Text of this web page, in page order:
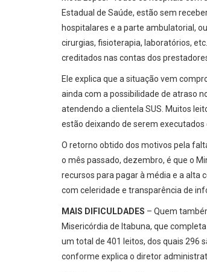
Estadual de Saúde, estão sem
hospitalares e a parte ambulatorial,
cirurgias, fisioterapia, laboratórios,
creditados nas contas dos
Ele explica que a situação vem
ainda com a possibilidade de atraso
atendendo a clientela SUS. Muitos
estão deixando de serem executados
O retorno obtido dos motivos pela
o mês passado, dezembro, é que o
recursos para pagar à média e a alta
com celeridade e transparência de
MAIS DIFICULDADES – Quem
Misericórdia de Itabuna, que
um total de 401 leitos, dos quais 296
conforme explica o diretor